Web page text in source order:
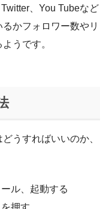
、You Tubeなど
かフォロワー数やリ
うです。
うすればいいのか、
ル、起動する
押す